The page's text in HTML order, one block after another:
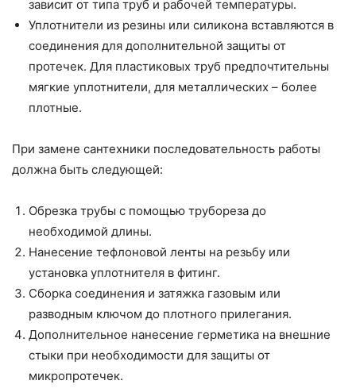
зависит от типа труб и рабочей температуры.
Уплотнители из резины или силикона вставляются в
соединения для дополнительной защиты от
протечек. Для пластиковых труб предпочтительны
мягкие уплотнители, для металлических – более
плотные.
При замене сантехники последовательность работы
должна быть следующей:
Обрезка трубы с помощью трубореза до
необходимой длины.
Нанесение тефлоновой ленты на резьбу или
установка уплотнителя в фитинг.
Сборка соединения и затяжка газовым или
разводным ключом до плотного прилегания.
Дополнительное нанесение герметика на внешние
стыки при необходимости для защиты от
микропротечек.